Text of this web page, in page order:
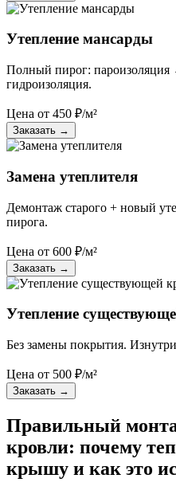
Утепление мансарды
Полный пирог:
гидроизоляция.
Цена от 450 ₽/м²
Заказать →
Замена утеплителя
Демонтаж старого + новый
пирога.
Цена от 600 ₽/м²
Заказать →
Утепление
Без замены покрытия.
Цена от 500 ₽/м²
Заказать →
Правильный
кровли: почему
крышу и как это